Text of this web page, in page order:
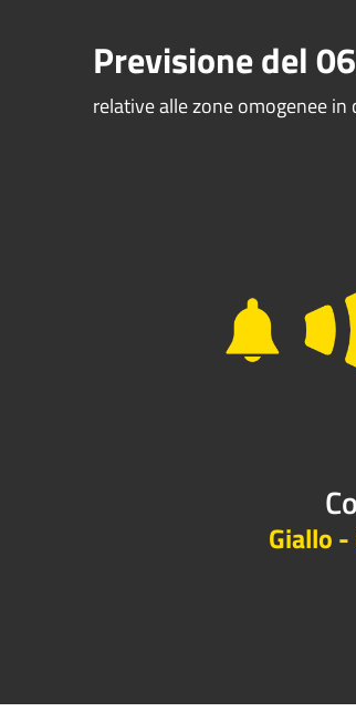
Previsione del
relative alle zone omogenee
Giallo